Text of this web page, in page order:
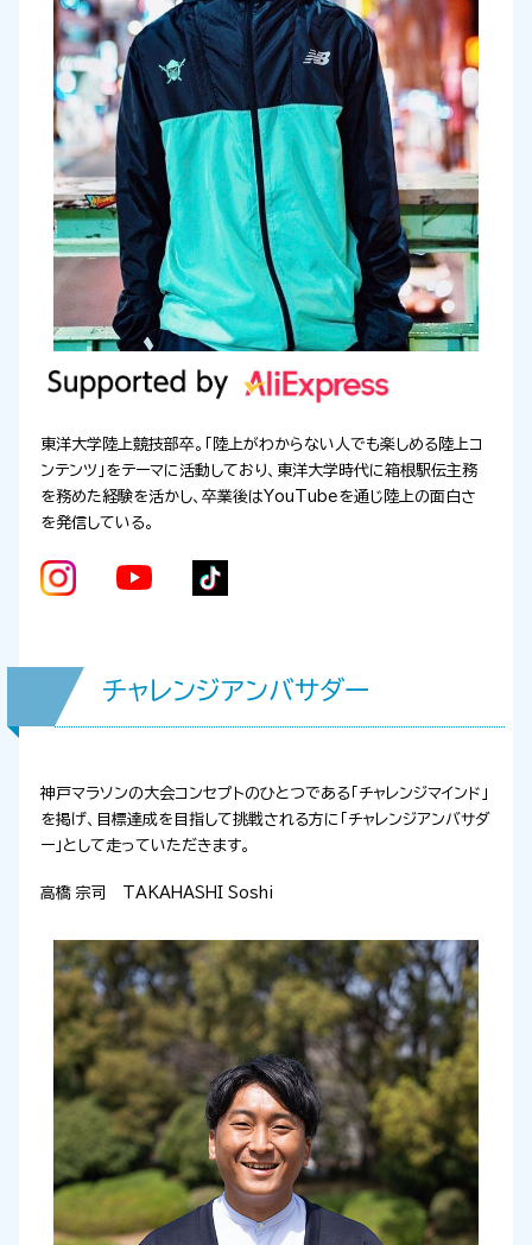
東洋大学陸上競技部卒。「陸上がわからない人でも楽しめる陸上コ
ンテンツ」をテーマに活動しており、東洋大学時代に箱根駅伝主務
を務めた経験を活かし、卒業後はYouTubeを通じ陸上の面白さ
を発信している。
チャレンジアンバサダー
神戸マラソンの大会コンセプトのひとつである「チャレンジマインド」
を掲げ、目標達成を目指して挑戦される方に「チャレンジアンバサダ
ー」として走っていただきます。
高橋 宗司 TAKAHASHI Soshi